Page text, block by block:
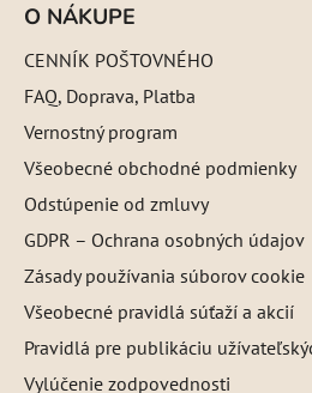
O NÁKUPE
CENNÍK POŠTOVNÉHO
FAQ, Doprava, Platba
Vernostný program
Všeobecné obchodné podmienky
Odstúpenie od zmluvy
GDPR – Ochrana osobných údajov
Zásady používania súborov cookie
Všeobecné pravidlá súťaží a akcií
Pravidlá pre publikáciu
Vylúčenie zodpovednosti